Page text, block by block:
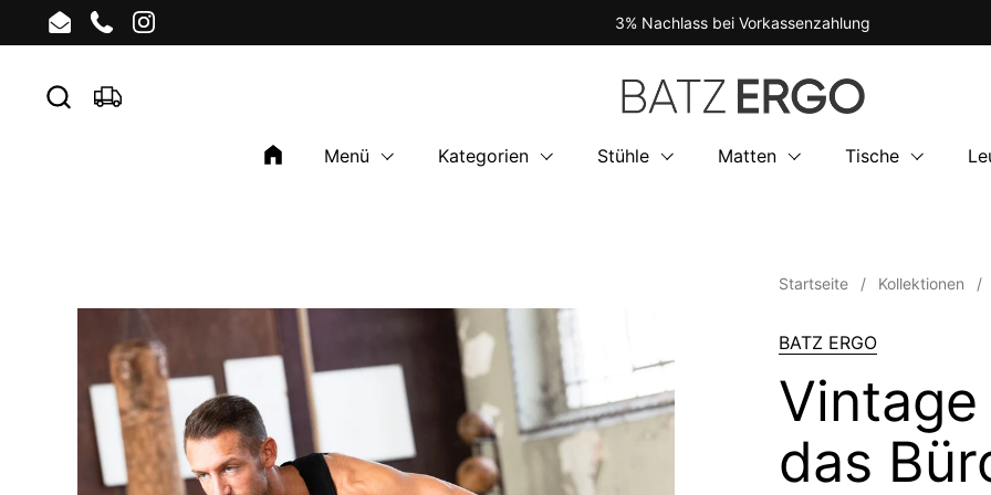
Zum Inhalt springen
EmailPhoneInstagram
3% Nachlass bei Vorkassenzahlung
Menü Kategorien Stühle Matten Tische
Startseite / Kollektionen /
BATZ ERGO
das